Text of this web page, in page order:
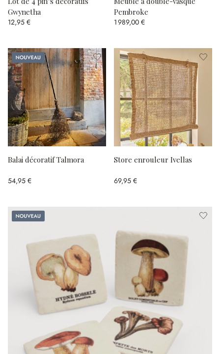
Gwynetha
12,95 €
Pembroke
1 989,00 €
Nouveau
Balai décoratif Talmora
54,95 €
Nouveau
Store enrouleur Ivellas
69,95 €